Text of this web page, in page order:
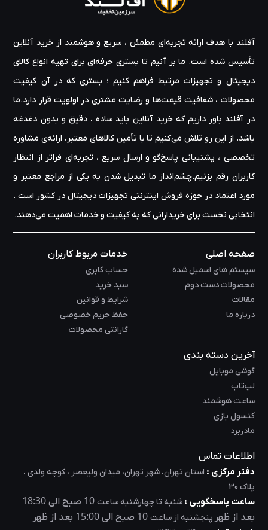
آفلند با هدف ارائه‌ تجربه‌ای مطمئن ، سریع و هوشمند از خرید آنلاین
تأسیس شده است. ما بر آنیم تا بستری حرفه‌ای برای تهیه‌ انواع کالای
دیجیتال و تجهیزات مرتبط فراهم کنیم ؛ بستری که در آن کیفیت
محصولات ، شفافیت قیمت‌ها و رضایت مشتری در اولویت قرار دارد.ما
در آفلند باور داریم که خرید آنلاین باید ساده ، دقیق و بدون دغدغه
باشد. از این رو تلاش می‌کنیم تا با تأمین کالاهای معتبر، ارائه‌ی مشاوره‌
تخصصی ، پشتیبانی پاسخ‌گو و ارسال سریع ، تجربه‌ای فراتر از انتظار
کاربران رقم بزنیم.چشم‌انداز ما تبدیل شدن به یکی از مراجع معتبر و
مورد اعتماد در حوزه‌ فروش اینترنتی تجهیزات دیجیتال در کشور است .
انتخابی نخست برای خریدارانی که به کیفیت و خدمات اهمیت می‌دهند.
صفحه اصلی
سیستم های اسمبل شده
محصولات دست دوم
مقالات
درباره ما
خدمات مربوط کاربران
حساب کابری
سبد خرید
شرایط و قوانین
حفظ حریم خصوصی
گارانتی محصولات
آخرین دسته بندی
گوشی موبایل
لپ‌تاب
ساعت هوشمند
کنسول بازی
مادربرد
اطلاعات تماس
دفتر مرکزی : استان تهران، شهر تهران، میدان ولیعصر ، کوچه ولدی ،
پلاک 30
ساعت پاسخگویی : شنبه تا چهارشنبه ساعت 10 صبح الی18:30
بعد از ظهر پنجشنبه از ساعت 10 صبح الی15:00 بعد از ظهر